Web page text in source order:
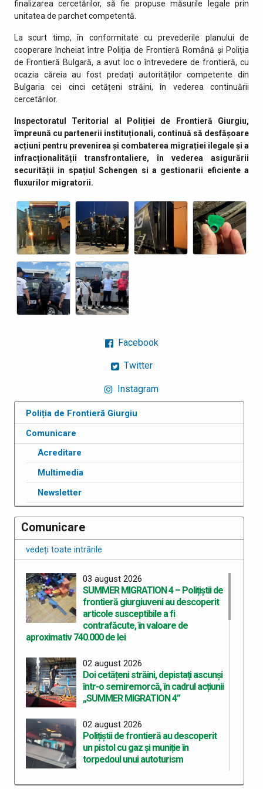
finalizarea cercetărilor, să fie propuse măsurile legale prin
unitatea de parchet competentă.
La scurt timp, în conformitate cu prevederile planului de
cooperare încheiat între Poliția de Frontieră Română și Poliția
de Frontieră Bulgară, a avut loc o întrevedere de frontieră, cu
ocazia căreia au fost predați autorităților competente din
Bulgaria cei cinci cetățeni străini, în vederea continuării
cercetărilor.
Inspectoratul Teritorial al Poliției de Frontieră Giurgiu,
împreună cu partenerii instituționali, continuă să desfășoare
acțiuni pentru prevenirea și combaterea migrației ilegale și a
infracționalității transfrontaliere, în vederea asigurării
securității in spațiul Schengen si a gestionarii eficiente a
fluxurilor migratorii.
Facebook
Twitter
Instagram
Poliția de Frontieră Giurgiu
Comunicare
Acreditare
Multimedia
Newsletter
Comunicare
vedeți toate intrările
03 august 2026
SUMMER MIGRATION 4 – Polițiștii de
frontieră giurgiuveni au descoperit
articole susceptibile a fi
contrafăcute, în valoare de
aproximativ 740.000 de lei
02 august 2026
Doi cetățeni străini, depistați ascunși
într-o semiremorcă, în cadrul acțiunii
„SUMMER MIGRATION 4”
02 august 2026
Polițiștii de frontieră au descoperit
un pistol cu gaz și muniție în
torpedoul unui autoturism
31 iulie 2026